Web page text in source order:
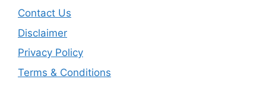
Contact Us
Disclaimer
Privacy Policy
Terms & Conditions